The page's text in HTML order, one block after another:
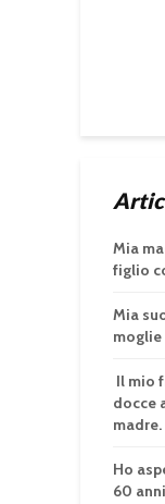
Mia
figlio
Mia
moglie
Il mio
docce
madre.
Ho
60